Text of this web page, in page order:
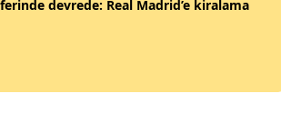
devrede: Real Madrid’e kiralama